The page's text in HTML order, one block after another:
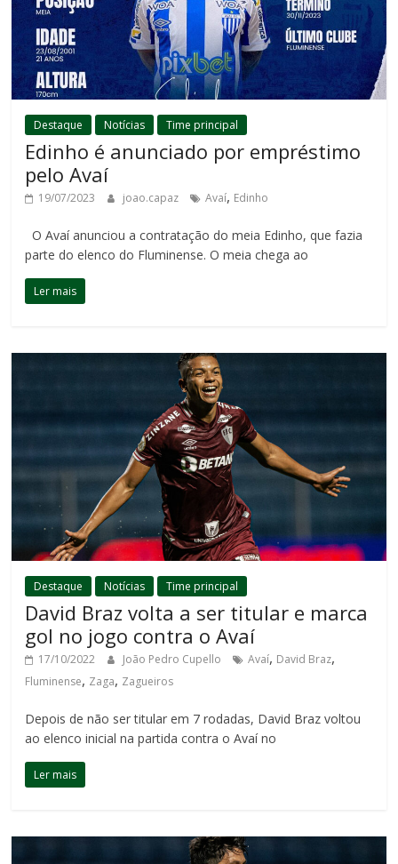
Destaque Notícias Time principal
Edinho é anunciado por empréstimo
pelo Avaí
19/07/2023 joao.capaz Avaí, Edinho
O Avaí anunciou a contratação do meia Edinho, que fazia
parte do elenco do Fluminense. O meia chega ao
Ler mais
Destaque Notícias Time principal
David Braz volta a ser titular e marca
gol no jogo contra o Avaí
17/10/2022 João Pedro Cupello Avaí, David Braz,
Fluminense, Zaga, Zagueiros
Depois de não ser titular em 7 rodadas, David Braz voltou
ao elenco inicial na partida contra o Avaí no
Ler mais